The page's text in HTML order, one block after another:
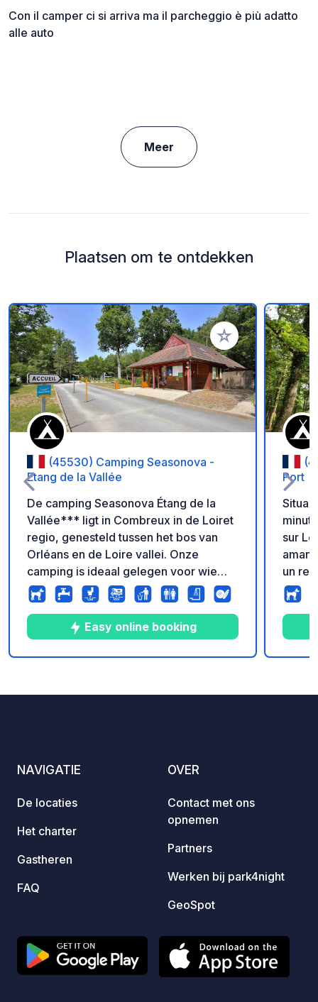
Con il camper ci si arriva ma il parcheggio è più adatto
alle auto
Meer
Plaatsen om te ontdekken
Voeg toe aan je
(45530) Camping Seasonova -
Etang de la Vallée
De camping Seasonova Étang de la
Vallée*** ligt in Combreux in de Loiret
regio, genesteld tussen het bos van
Orléans en de Loire vallei. Onze
camping is ideaal gelegen voor wie
een streek wil ontdekken die rijk is aan
natuur, geschiedenis en erfgoed. Het
meer met zijn recreatiecentrum,
gelegen op 150m van de camping, is
een ideale plek om te ontspannen voor
vindt zeker iets dat bij u past. Orléans
camping.
Easy online booking
Port
sur
un
lugar
NAVIGATIE
De locaties
Het charter
Gastheren
FAQ
OVER
Contact met ons
opnemen
Partners
Werken bij park4night
GeoSpot